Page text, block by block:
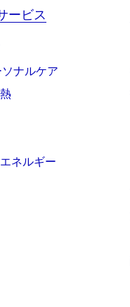
ービス
ナルケア
ネルギー